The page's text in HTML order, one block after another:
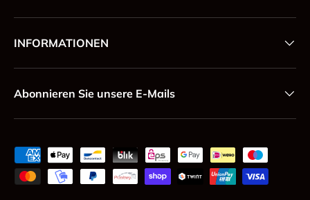
INFORMATIONEN
Abonnieren Sie unsere E-Mails
Zahlungsmethoden